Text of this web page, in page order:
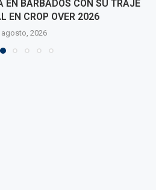
EN BARBADOS CON SU TRAJE
EN CROP OVER 2026
agosto, 2026